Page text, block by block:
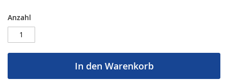
Anzahl
In den Warenkorb